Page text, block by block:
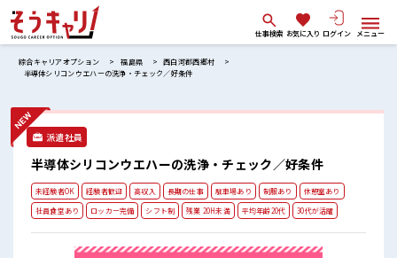
仕事検索 お気に入り ログイン メニュー
綜合キャリアオプション 福島県
西白河郡西郷村
半導体シリコンウエハーの洗浄・チェック／好条件
派遣社員
半導体シリコンウエハーの洗浄・チェック／好条件
未経験者OK 経験者歓迎 高収入 長期の仕事 駐車場あり 制服あり
休憩室あり
社員食堂あり
ロッカー完備 シフト制 残業 20H未満 平均年齢20代 30代が活躍